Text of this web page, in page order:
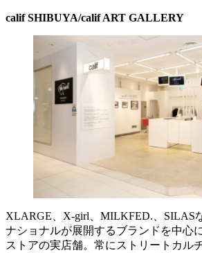
calif SHIBUYA/calif ART GALLERY
XLARGE、X-girl、MILKFED.、SILAS
ナショナルが展開するブランドを中心
ストアの実店舗。常にストリートカル